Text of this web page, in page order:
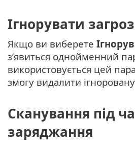
Ігнорувати
Якщо ви виберете
з’явиться однойменний
використовується цей
змогу видалити
Сканування під
заряджання